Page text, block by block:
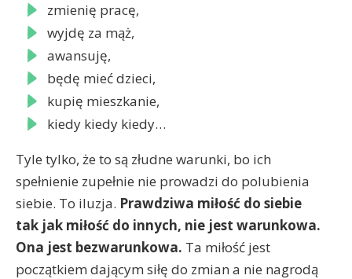
zmienię pracę,
wyjdę za mąż,
awansuję,
będę mieć dzieci,
kupię mieszkanie,
kiedy kiedy kiedy…
Tyle tylko, że to są złudne warunki, bo ich
spełnienie zupełnie nie prowadzi do polubienia
siebie. To iluzja. Prawdziwa miłość do siebie
tak jak miłość do innych, nie jest warunkowa.
Ona jest bezwarunkowa. Ta miłość jest
początkiem dającym siłę do zmian a nie nagrodą